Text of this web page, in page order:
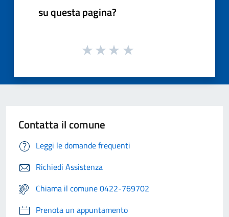
su questa pagina?
Contatta il comune
Leggi le domande frequenti
Richiedi Assistenza
Chiama il comune 0422-769702
Prenota un appuntamento